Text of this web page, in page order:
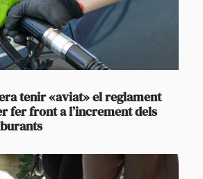
tenir «aviat» el reglament
fer front a l’increment dels